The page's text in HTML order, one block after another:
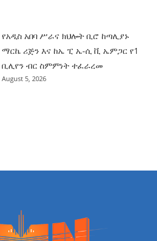
የአዲስ አበባ ሥራና ክህሎት ቢሮ ከጣሊያኑ
ማርኬ ሪጅን እና ከኤ ፒ ኤ-ሲ ቪ ኤምጋር የ1
ቢሊየን ብር ስምምነት ተፈራረመ
August 5, 2026